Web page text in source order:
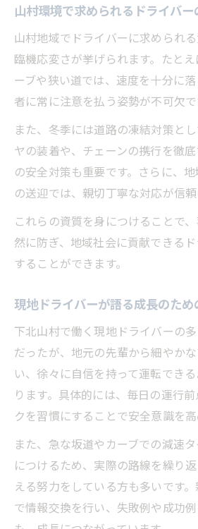
異常気象時のドライバー
山村環境で求められるドライバ
山村地域でドライバーに求められ
臨機応変さが挙げられます。たと
ーブや狭い道では、速度を十分に
者に常に注意を払う姿勢が不可欠で
また、冬季には道路の凍結対策と
ヤの装着や、チェーンの携行を徹
の安全対策も重要です。さらに、
の送迎では、親切丁寧な対応が信頼
これらの資質を身につけることで
然に防ぎ、地域社会に貢献できる
することができます。
現地ドライバーが語る成長のた
下北山村で働く現地ドライバーの
だったが、地元の先輩から細やか
い、徐々に自信を持って運転でき
ります。具体的には、毎日の運行
クを習慣にすることで安全意識を高
また、急な坂道やカーブでの減速
につけるため、実際の路線を繰り
える努力をしている方も多いです
で情報交換を行い、失敗例や成功